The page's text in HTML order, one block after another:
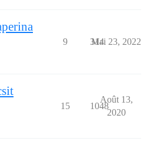
9 314
Mai 23, 2022
15 1048
Août 13,
2020